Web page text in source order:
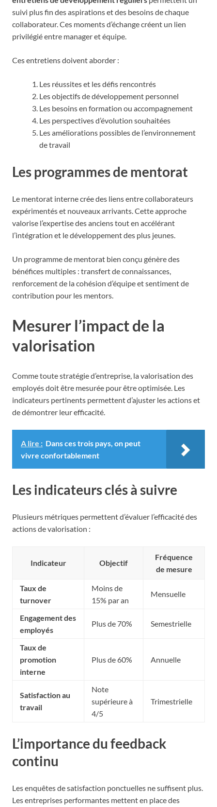
suivi plus fin des aspirations et des besoins de chaque
collaborateur. Ces moments d’échange créent un lien
privilégié entre manager et équipe.
Ces entretiens doivent aborder :
Les réussites et les défis rencontrés
Les objectifs de développement personnel
Les besoins en formation ou accompagnement
Les perspectives d’évolution souhaitées
Les améliorations possibles de l’environnement
de travail
Les programmes de mentorat
Le mentorat interne crée des liens entre collaborateurs
expérimentés et nouveaux arrivants. Cette approche
valorise l’expertise des anciens tout en accélérant
l’intégration et le développement des plus jeunes.
Un programme de mentorat bien conçu génère des
bénéfices multiples : transfert de connaissances,
renforcement de la cohésion d’équipe et sentiment de
contribution pour les mentors.
Mesurer l’impact de la
valorisation
Comme toute stratégie d’entreprise, la valorisation des
employés doit être mesurée pour être optimisée. Les
indicateurs pertinents permettent d’ajuster les actions et
de démontrer leur efficacité.
A lire : Dans ces trois pays, on peut
vivre confortablement
Les indicateurs clés à suivre
Plusieurs métriques permettent d’évaluer l’efficacité des
actions de valorisation :
Indicateur Objectif
Fréquence
de mesure
Taux de
turnover
Moins de
15% par an
Mensuelle
Engagement des
employés
Plus de 70% Semestrielle
Taux de
promotion
interne
Plus de 60% Annuelle
Satisfaction au
travail
Note
supérieure à
4/5
Trimestrielle
L’importance du feedback
continu
Les enquêtes de satisfaction ponctuelles ne suffisent plus.
Les entreprises performantes mettent en place des